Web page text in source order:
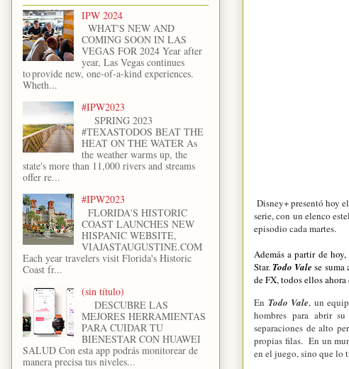
Disney+ presentó hoy
serie, con un elenco
episodio cada martes.
Además a partir de
Star.Todo Vale se
de FX, todos ellos
En Todo Vale, un
hombres para abrir
separaciones de alto
propias filas. En un
en el juego, sino que lo
IPW 2024
WHAT'S NEW AND
COMING SOON IN LAS
VEGAS FOR 2024 Year after
year, Las Vegas continues
to provide new, one-of-a-kind experiences.
Wheth...
#IPW2023
SPRING 2023
#TEXASTODOS BEAT THE
HEAT ON THE WATER As
the weather warms up, the
state's more than 11,000 rivers and streams
offer re...
#IPW2023
FLORIDA'S HISTORIC
COAST LAUNCHES NEW
HISPANIC WEBSITE,
VIAJASTAUGUSTINE.COM
Each year travelers visit Florida's Historic
Coast fr...
(sin título)
DESCUBRE LAS
MEJORES HERRAMIENTAS
PARA CUIDAR TU
BIENESTAR CON HUAWEI
SALUD Con esta app podrás monitorear de
manera precisa tus niveles...